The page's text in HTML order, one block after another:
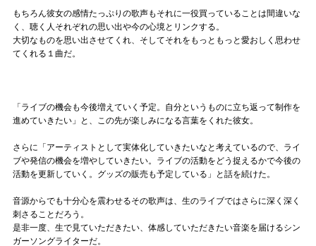
もちろん彼女の感情たっぷりの歌声もそれに一役買っていることは間違いな
く、聴く人それぞれの思い出や今の心境とリンクする。
大切なものを思い出させてくれ、そしてそれをもっともっと愛おしく思わせ
てくれる１曲だ。
「ライブの機会も今後増えていく予定。自分というものに立ち返って制作を
進めていきたい」と、この先が楽しみになる言葉をくれた彼女。
さらに「アーティストとして実体化していきたいなと考えているので、ライ
ブや発信の機会を増やしていきたい。ライブの活動をどう捉えるかで今後の
活動を更新していく。グッズの販売も予定している」と話を続けた。
音源からでも十分心を震わせるその歌声は、生のライブではさらに深く深く
刺さることだろう。
是非一度、生で見ていただきたい、体感していただきたい音楽を届けるシン
ガーソングライターだ。